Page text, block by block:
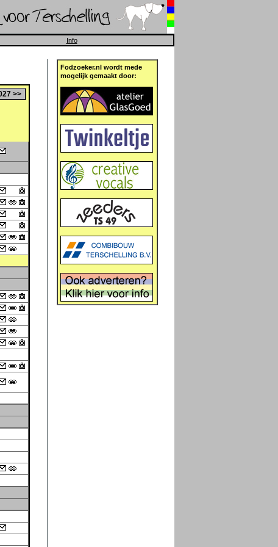
Info
Fodzoeker.nl wordt mede
mogelijk gemaakt door: